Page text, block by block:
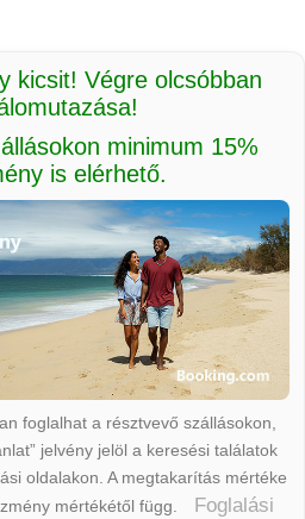
kicsit! Végre olcsóbban
minimum 15%
is elérhető.
foglalhat a résztvevő szállásokon,
jelvény jelöl a keresési találatok
oldalakon. A megtakarítás mértéke
mértékétől függ.
Foglalási